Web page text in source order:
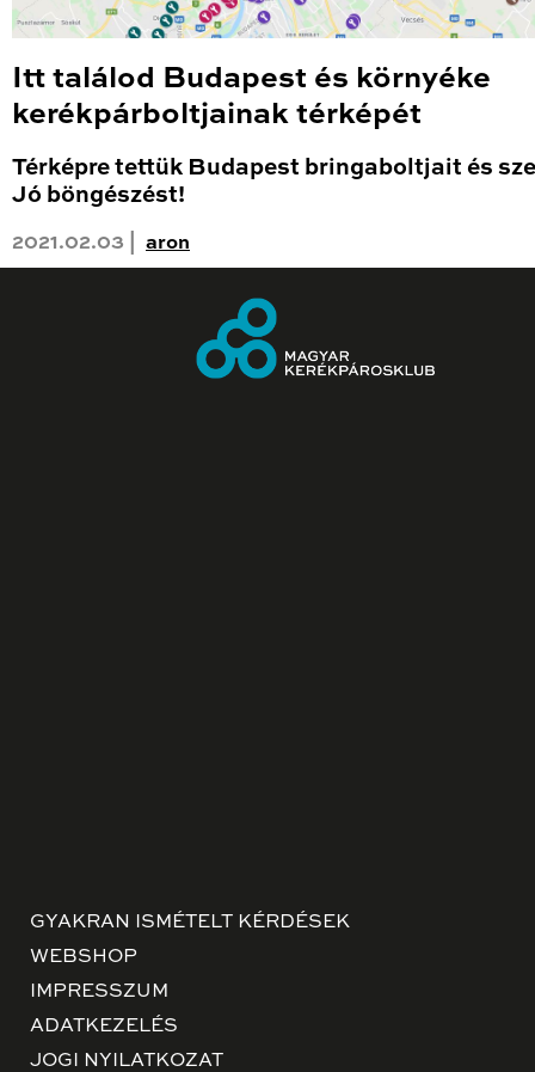
Itt találod Budapest és környéke
kerékpárboltjainak térképét
Térképre tettük Budapest bringaboltjait és
Jó böngészést!
2021.02.03 | aron
GYAKRAN ISMÉTELT KÉRDÉSEK
WEBSHOP
IMPRESSZUM
ADATKEZELÉS
JOGI NYILATKOZAT